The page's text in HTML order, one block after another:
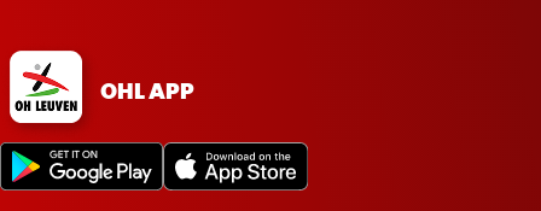
OHL APP